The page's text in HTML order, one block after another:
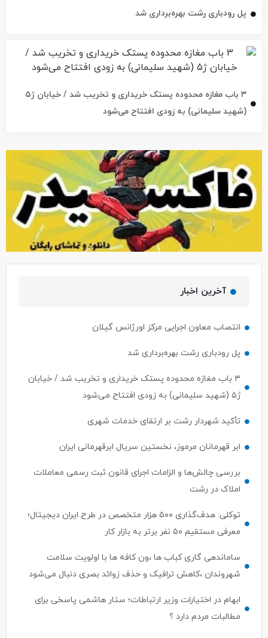
آخرین اخبار
پل رودباری رشت بهره‌برداری شد
۳ باب مغازه محدوده پستک خریداری و تخریب شد / خیابان
تأکید شهردار رشت بر ارتقای خدمات شهری
ابر قهرمانان مرموز، نخستین سریال ابرقهرمانی ایران
بررسی چالش‌ها و الزامات اجرای قانون ثبت رسمی معاملات
معرفی مستقیم ۵۰ نفر برتر به بازار کار
ساماندهی گاری کباب ها ،ون کافه ها با اولویت سلامت
شهروندان ،کاهش ترافیک و حذف زوائد بصری دنبال می‌شود
ابهام در اختیارات وزیر ارتباطات؛ ستار هاشمی پاسخی برای
سرپرست معاونت توسعه مدیریت، منابع و برنامه ریزی